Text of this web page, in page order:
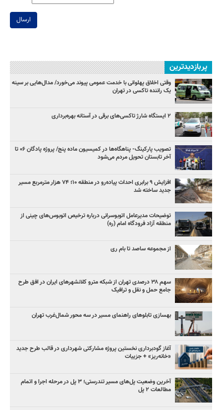
ارسال
پربازدیدترین
وقتی اخلاق پهلوانی با خدمت عمومی پیوند می‌خورد/ مدال‌هایی بر سینه
یک راننده تاکسی در تهران
۲ ایستگاه شارژ تاکسی‌های برقی در آستانه بهره‌برداری
تصویب پارکینگ- پناهگاه‌ها در کمیسیون ماده پنج/ پروژه پادگان ۰۶ تا
آخر تابستان تحویل مردم می‌شود
افزایش ۹ برابری احداث پیاده‌رو در منطقه ۱۰؛ ۷۴ هزار مترمربع مسیر
جدید ساخته شد
توضیحات مدیرعامل اتوبوسرانی درباره ترخیص اتوبوس‌های چینی از
منطقه آزاد فرودگاه امام (ره)
از مجموعه ساصد تا بام ری
سهم ۳۸ درصدی تهران از شبکه مترو کلانشهرهای ایران در افق طرح
جامع حمل و نقل و ترافیک
بهسازی تابلوهای راهنمای مسیر در سه محور شمال‌غرب تهران
آغاز گودبرداری نخستین پروژه مشارکتی شهرداری در قالب طرح جدید
«خانه‌ریز» + جزییات
آخرین وضعیت پل‌های مسیر تندرستی؛ ۳ پل در مرحله اجرا و اتمام
مطالعات ۲ پل